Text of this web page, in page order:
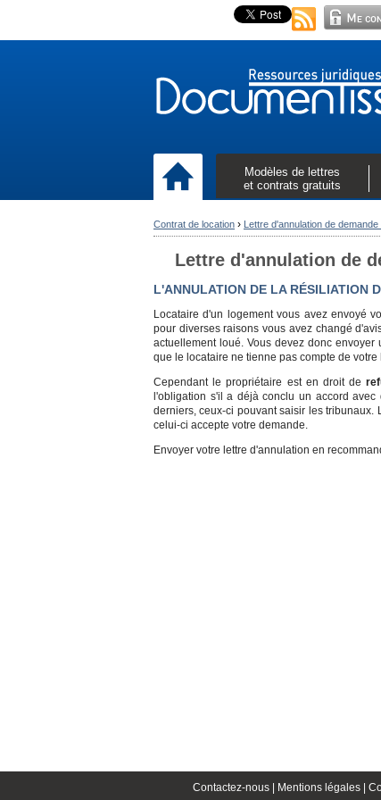
Modèles de lettres
et contrats gratuits
Contrat de location › Lettre d'annulation de
Lettre d'annulation de
L'ANNULATION DE LA RÉSILIATION
Locataire d'un logement vous avez envoyé
pour diverses raisons vous avez changé
actuellement loué. Vous devez donc envoyer
que le locataire ne tienne pas compte de votre
Cependant le propriétaire est en droit de
l'obligation s'il a déjà conclu un accord
derniers, ceux-ci pouvant saisir les
celui-ci accepte votre demande.
Envoyer votre lettre d'annulation en
Contactez-nous | Mentions légales |